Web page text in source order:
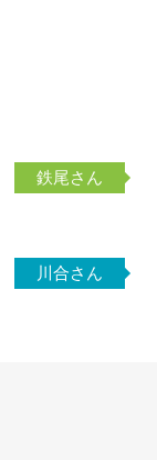
鉄尾さん
川合さん